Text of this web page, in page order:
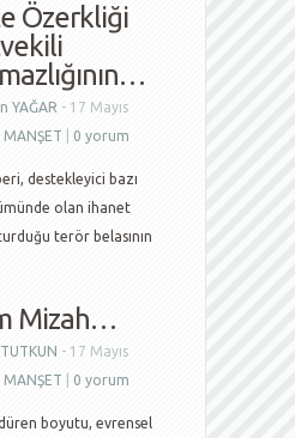
Özerkliği
YAĞAR - 17 Mayıs
MANŞET 0 yorum
destekleyici bazı
olan ihanet
terör belasının
Mizah…
- 17 Mayıs
MANŞET 0 yorum
boyutu, evrensel